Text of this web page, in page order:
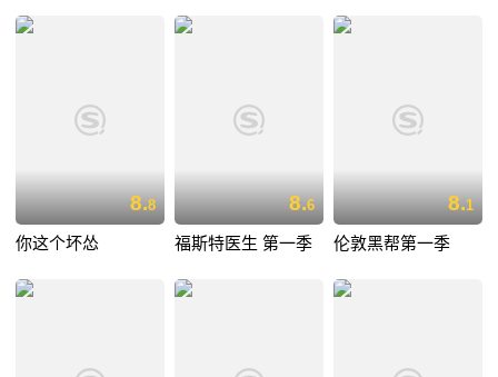
8.8
你这个坏怂
8.6
福斯特医生 第一季
8.1
伦敦黑帮第一季